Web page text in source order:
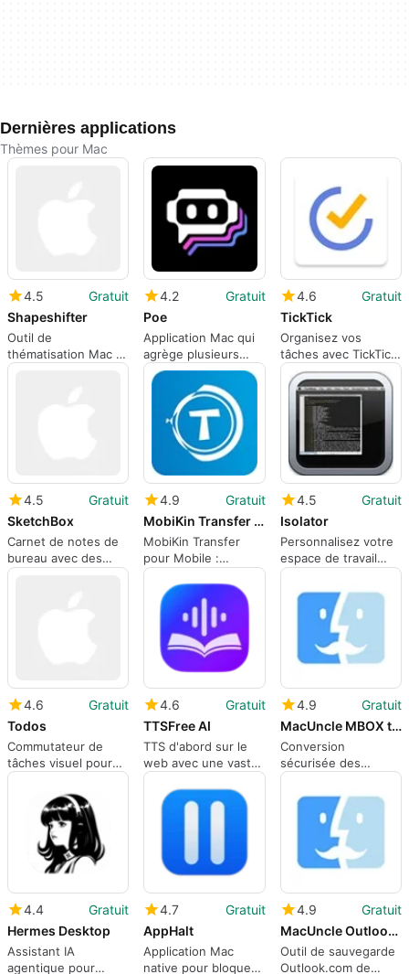
Dernières applications
Thèmes pour Mac
4.5
Gratuit
Shapeshifter
Outil de
thématisation Mac à
l'échelle du système
4.2
Gratuit
Poe
Application Mac qui
agrège plusieurs
assistants IA dans
une seule interface
4.6
Gratuit
TickTick
Organisez vos
tâches avec TickTick
sur Mac
4.5
Gratuit
SketchBox
Carnet de notes de
bureau avec des
touches de raccourci
4.9
Gratuit
MobiKin Transfer for Mobile Mac Version
MobiKin Transfer
pour Mobile :
Personnalisation Mac
4.5
Gratuit
Isolator
Personnalisez votre
espace de travail
avec Isolator
4.6
Gratuit
Todos
Commutateur de
tâches visuel pour
Mac avec touche de
raccourci
personnalisable
4.6
Gratuit
TTSFree AI
TTS d'abord sur le
web avec une vaste
bibliothèque de voix
4.9
Gratuit
MacUncle MBOX to Yahoo Converter
Conversion
sécurisée des
fichiers MBOX vers
Yahoo
4.4
Gratuit
Hermes Desktop
Assistant IA
agentique pour
4.7
Gratuit
AppHalt
Application Mac
native pour bloquer
4.9
Gratuit
MacUncle Outlook.com Backup Tool
Outil de sauvegarde
Outlook.com de